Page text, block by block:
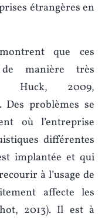
étrangères en
que ces
manière très
Huck, 2009,
problèmes se
où l’entreprise
différentes
implantée et qui
à l’usage de
affecte les
2013). Il est à